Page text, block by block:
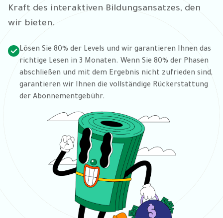
Kraft des interaktiven Bildungsansatzes, den
wir bieten.
Lösen Sie 80% der Levels und wir garantieren Ihnen das
richtige Lesen in 3 Monaten. Wenn Sie 80% der Phasen
abschließen und mit dem Ergebnis nicht zufrieden sind,
garantieren wir Ihnen die vollständige Rückerstattung
der Abonnementgebühr.